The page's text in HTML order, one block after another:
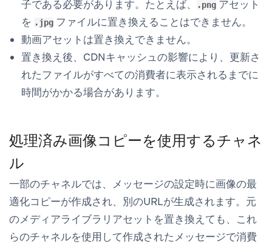
子である必要があります。たとえば、
.png アセット
を .jpg ファイルに置き換えることはできません。
動画アセットは置き換えできません。
置き換え後、CDNキャッシュの影響により、更新さ
れたファイルがすべての消費者に表示されるまでに
時間がかかる場合があります。
処理済み画像コピーを使用するチャネ
ル
一部のチャネルでは、メッセージの設定時に画像の最
適化コピーが作成され、別のURLが生成されます。元
のメディアライブラリアセットを置き換えても、これ
らのチャネルを使用して作成されたメッセージで消費